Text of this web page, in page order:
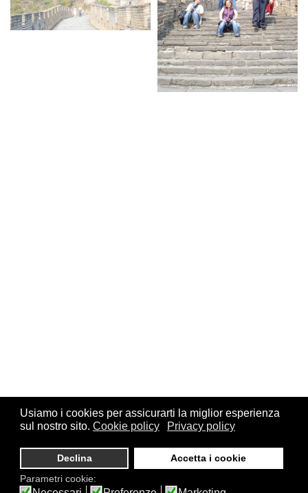
Usiamo i cookies per assicurarti la miglior esperienza
sul nostro sito. Cookie policy Privacy policy
Declina
Accetta i cookie
Parametri cookie:
Giovanna, 12 - 20129 Milano - CF. 80105170155 - P. Iva
10013490155 - Email fsi@federscacchi.it - Tel. 02.86464369 -
Privacy